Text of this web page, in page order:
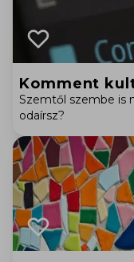
Komment
Szemtől szembe is
odaírsz?